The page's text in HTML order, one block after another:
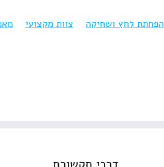
הפחתת לחץ ושחיקה צוות מקצועי